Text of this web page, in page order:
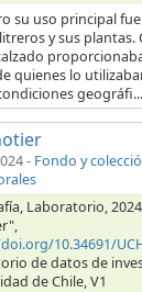
su uso principal
y sus plantas.
quienes lo
geográfi...
- Fondo y
Laboratorio,
10.34691/
de datos de
de Chile, V1